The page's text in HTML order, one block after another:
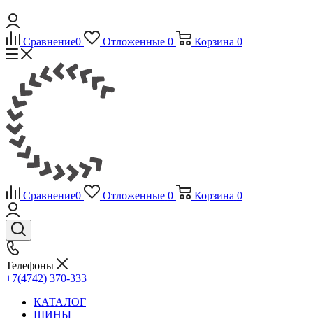
Сравнение0 Отложенные 0 Корзина 0
Сравнение0 Отложенные 0 Корзина 0
Телефоны
+7(4742) 370-333
КАТАЛОГ
ШИНЫ